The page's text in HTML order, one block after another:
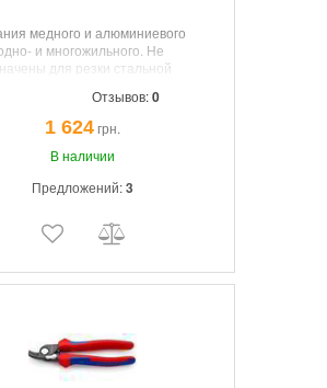
медного и алюминиевого
и многожильного. Не
для резки стальной
Закаленные режущие кромки с
шлифовкой. Режут гладко и
раздавливания кромки реза.
инструментальная сталь
Отзывов:0
1 624грн.
В наличии
Предложений:3